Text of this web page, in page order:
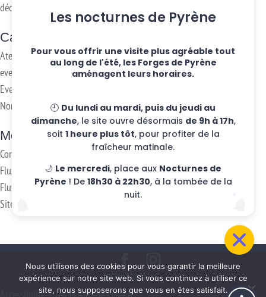
décembre 2016
Categories
Ateliers hebdo
evenements
Eventos
Non classifié(e)
Meta
Connexion
Flux des publications
Flux des commentaires
Site de WordPress-FR
@2016 KUDETA -
Les nocturnes de Pyrène
Pour vous offrir une visite plus agréable tout
au long de l'été, les Forges de Pyrène
aménagent leurs horaires.
🕘 Du lundi au mardi, puis du jeudi au
dimanche, le site ouvre désormais de 9h à 17h,
soit 1 heure plus tôt, pour profiter de la
fraîcheur matinale.
🌙 Le mercredi, place aux Nocturnes de
Pyrène ! De 18h30 à 22h30, à la tombée de la
nuit.
Nous utilisons des cookies pour vous garantir la meilleure
expérience sur notre site web. Si vous continuez à utiliser ce
site, nous supposerons que vous en êtes satisfait.